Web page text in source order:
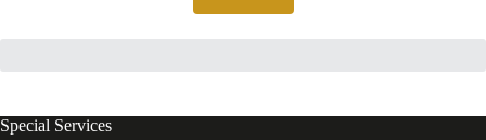
Special Services